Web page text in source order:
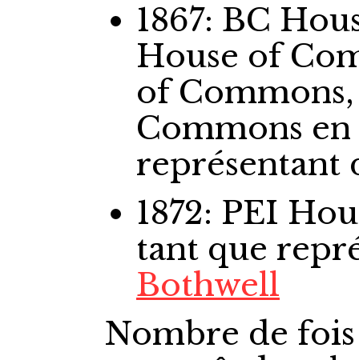
1867: BC
House of
of
Commons
représentant
1872: PEI
tant que
Bothwell
Nombre de